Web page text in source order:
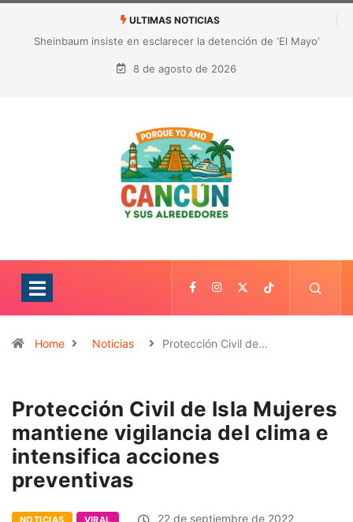
ULTIMAS NOTICIAS
¿Quién es Galita Ari y por qué acusa a RoRo de robar contenido?
La polémica que sacude las redes sociales
8 de agosto de 2026
Home Noticias Protección Civil de…
Protección Civil de Isla Mujeres
mantiene vigilancia del clima e
intensifica acciones
preventivas
NOTICIAS VIRAL
22 de septiembre de 2022